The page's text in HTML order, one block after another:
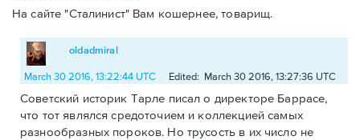
На сайте "Сталинист" Вам кошернее, товарищ.
oldadmiral
March 30 2016, 13:22:44 UTC Edited: March 30 2016, 13:27:36 UTC
Советский историк Тарле писал о директоре Баррасе,
что тот являлся средоточием и коллекцией самых
разнообразных пороков. Но трусость в их число не